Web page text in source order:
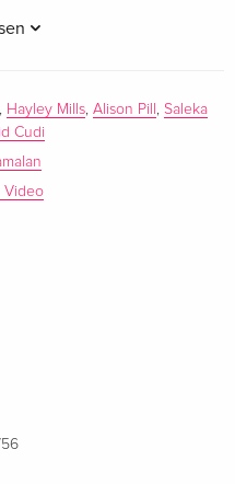
+ Blu-
EUR 41,49
+ Blu-
, Hayley Mills, Alison Pill , Saleka
Cudi
Video